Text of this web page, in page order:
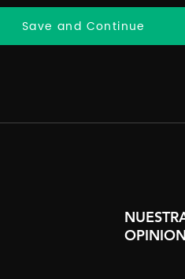
Save and Continue